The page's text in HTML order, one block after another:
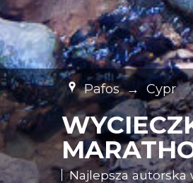
Pafos → Cypr
Najlepsza autorska